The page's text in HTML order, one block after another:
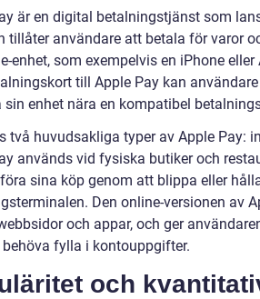
är en digital betalningstjänst som
tillåter användare att betala för varor
enhet, som exempelvis en iPhone
till Apple Pay kan
sin enhet nära en kompatibel
två huvudsakliga typer av Apple Pay:
används vid fysiska butiker och
sina köp genom att blippa eller
Den online-versionen av
och appar, och ger
fylla i kontouppgifter.
och